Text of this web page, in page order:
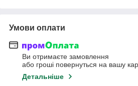
Умови оплати
Ви отримаєте замовлення
або гроші повернуться на вашу
Детальніше